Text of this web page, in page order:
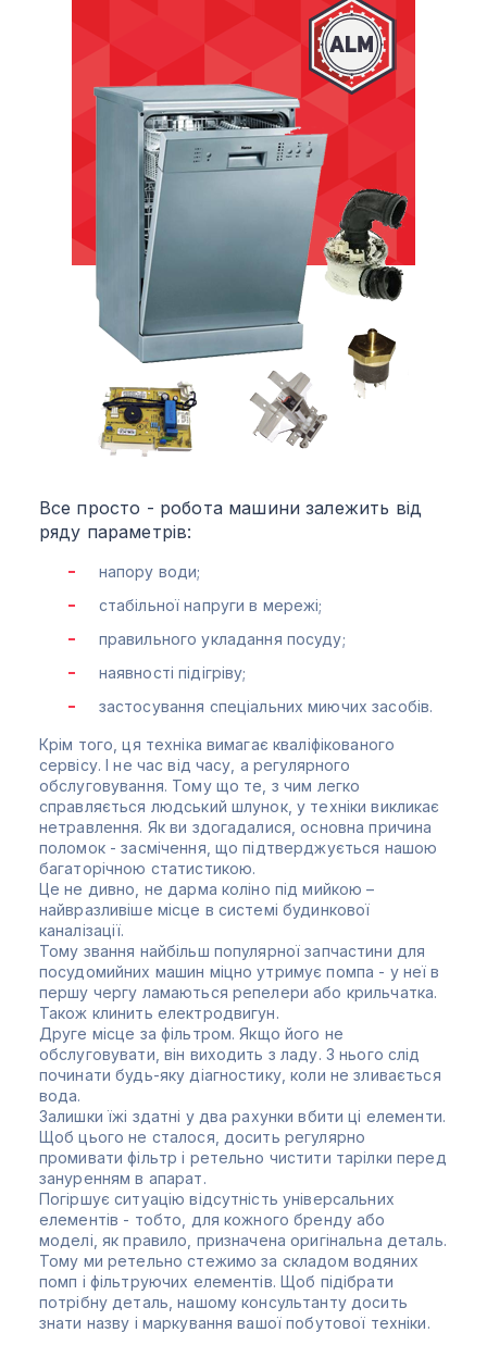
Все просто - робота машини залежить від
ряду параметрів:
напору води;
стабільної напруги в мережі;
правильного укладання посуду;
наявності підігріву;
застосування спеціальних миючих засобів.
Крім того, ця техніка вимагає кваліфікованого
сервісу. І не час від часу, а регулярного
обслуговування. Тому що те, з чим легко
справляється людський шлунок, у техніки викликає
нетравлення. Як ви здогадалися, основна причина
поломок - засмічення, що підтверджується нашою
багаторічною статистикою.
Це не дивно, не дарма коліно під мийкою –
найвразливіше місце в системі будинкової
каналізації.
Тому звання найбільш популярної запчастини для
посудомийних машин міцно утримує помпа - у неї в
першу чергу ламаються репелери або крильчатка.
Також клинить електродвигун.
Друге місце за фільтром. Якщо його не
обслуговувати, він виходить з ладу. З нього слід
починати будь-яку діагностику, коли не зливається
вода.
Залишки їжі здатні у два рахунки вбити ці елементи.
Щоб цього не сталося, досить регулярно
промивати фільтр і ретельно чистити тарілки перед
зануренням в апарат.
Погіршує ситуацію відсутність універсальних
елементів - тобто, для кожного бренду або
моделі, як правило, призначена оригінальна деталь.
Тому ми ретельно стежимо за складом водяних
помп і фільтруючих елементів. Щоб підібрати
потрібну деталь, нашому консультанту досить
знати назву і маркування вашої побутової техніки.